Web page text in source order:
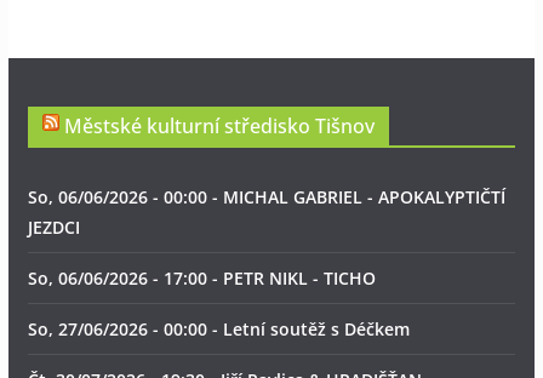
Městské kulturní středisko Tišnov
So, 06/06/2026 - 00:00 - MICHAL GABRIEL - APOKALYPTIČTÍ
JEZDCI
So, 06/06/2026 - 17:00 - PETR NIKL - TICHO
So, 27/06/2026 - 00:00 - Letní soutěž s Déčkem